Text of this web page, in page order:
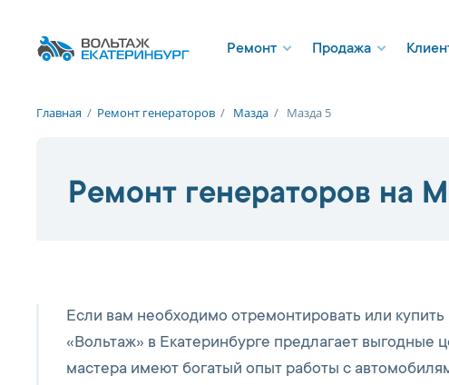
Ремонт Продажа
Главная / Ремонт генераторов / Мазда / Мазда 5
Ремонт генераторов на
Если вам необходимо отремонтировать или
«Вольтаж» в Екатеринбурге предлагает выгодные
мастера имеют богатый опыт работы с